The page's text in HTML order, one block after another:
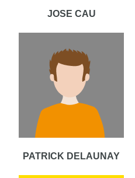
JOSE CAU
PATRICK DELAUNAY